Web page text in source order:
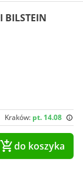
Kraków: pt. 14.08
do koszyka